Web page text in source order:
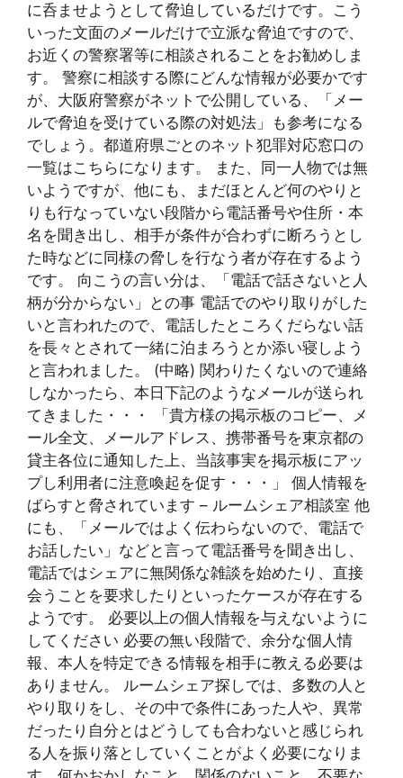
に呑ませようとして脅迫しているだけです。こう
いった文面のメールだけで立派な脅迫ですので、
お近くの警察署等に相談されることをお勧めしま
す。 警察に相談する際にどんな情報が必要かです
が、大阪府警察がネットで公開している、「メー
ルで脅迫を受けている際の対処法」も参考になる
でしょう。都道府県ごとのネット犯罪対応窓口の
一覧はこちらになります。 また、同一人物では無
いようですが、他にも、まだほとんど何のやりと
りも行なっていない段階から電話番号や住所・本
名を聞き出し、相手が条件が合わずに断ろうとし
た時などに同様の脅しを行なう者が存在するよう
です。 向こうの言い分は、「電話で話さないと人
柄が分からない」との事 電話でのやり取りがした
いと言われたので、電話したところくだらない話
を長々とされて一緒に泊まろうとか添い寝しよう
と言われました。 (中略) 関わりたくないので連絡
しなかったら、本日下記のようなメールが送られ
てきました・・・ 「貴方様の掲示板のコピー、メ
ール全文、メールアドレス、携帯番号を東京都の
貸主各位に通知した上、当該事実を掲示板にアッ
プし利用者に注意喚起を促す・・・」 個人情報を
ばらすと脅されています – ルームシェア相談室 他
にも、「メールではよく伝わらないので、電話で
お話したい」などと言って電話番号を聞き出し、
電話ではシェアに無関係な雑談を始めたり、直接
会うことを要求したりといったケースが存在する
ようです。 必要以上の個人情報を与えないように
してください 必要の無い段階で、余分な個人情
報、本人を特定できる情報を相手に教える必要は
ありません。 ルームシェア探しでは、多数の人と
やり取りをし、その中で条件にあった人や、異常
だったり自分とはどうしても合わないと感じられ
る人を振り落としていくことがよく必要になりま